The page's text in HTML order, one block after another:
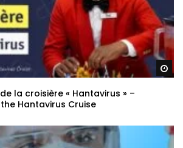
la croisière « Hantavirus » –
Hantavirus Cruise